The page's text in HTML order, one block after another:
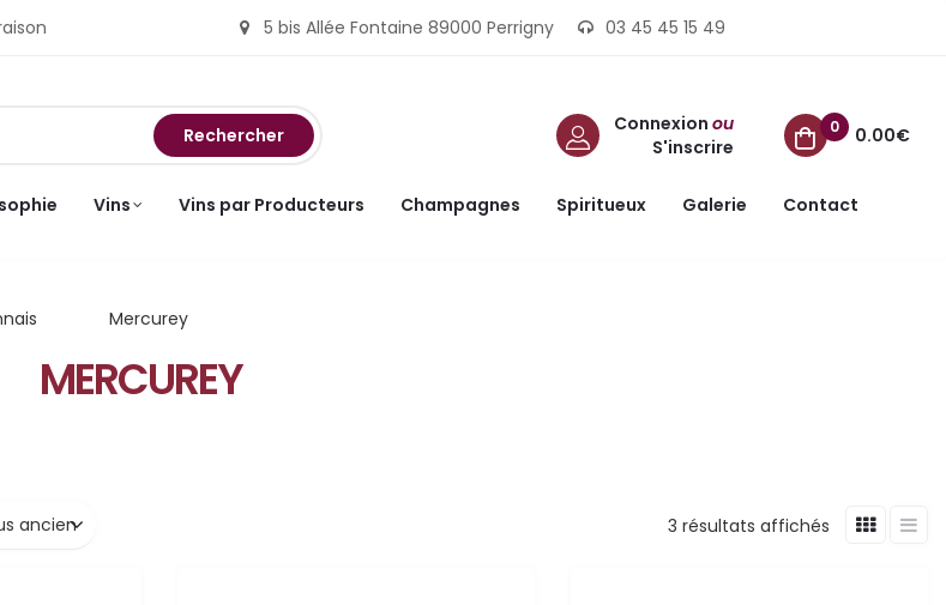
5 bis Allée Fontaine 89000 Perrigny 03 45 45 15 49
Rechercher Connexion ou
S'inscrire
0 0.00€
Vins Vins par Producteurs Champagnes Spiritueux Galerie Contact
Mercurey
MERCUREY
ancien 3 résultats affichés